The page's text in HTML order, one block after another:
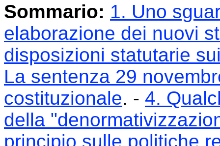
Sommario: 1. Uno
elaborazione dei nuovi
disposizioni statutarie
La sentenza 29
costituzionale. - 4.
della
principio sulle politiche